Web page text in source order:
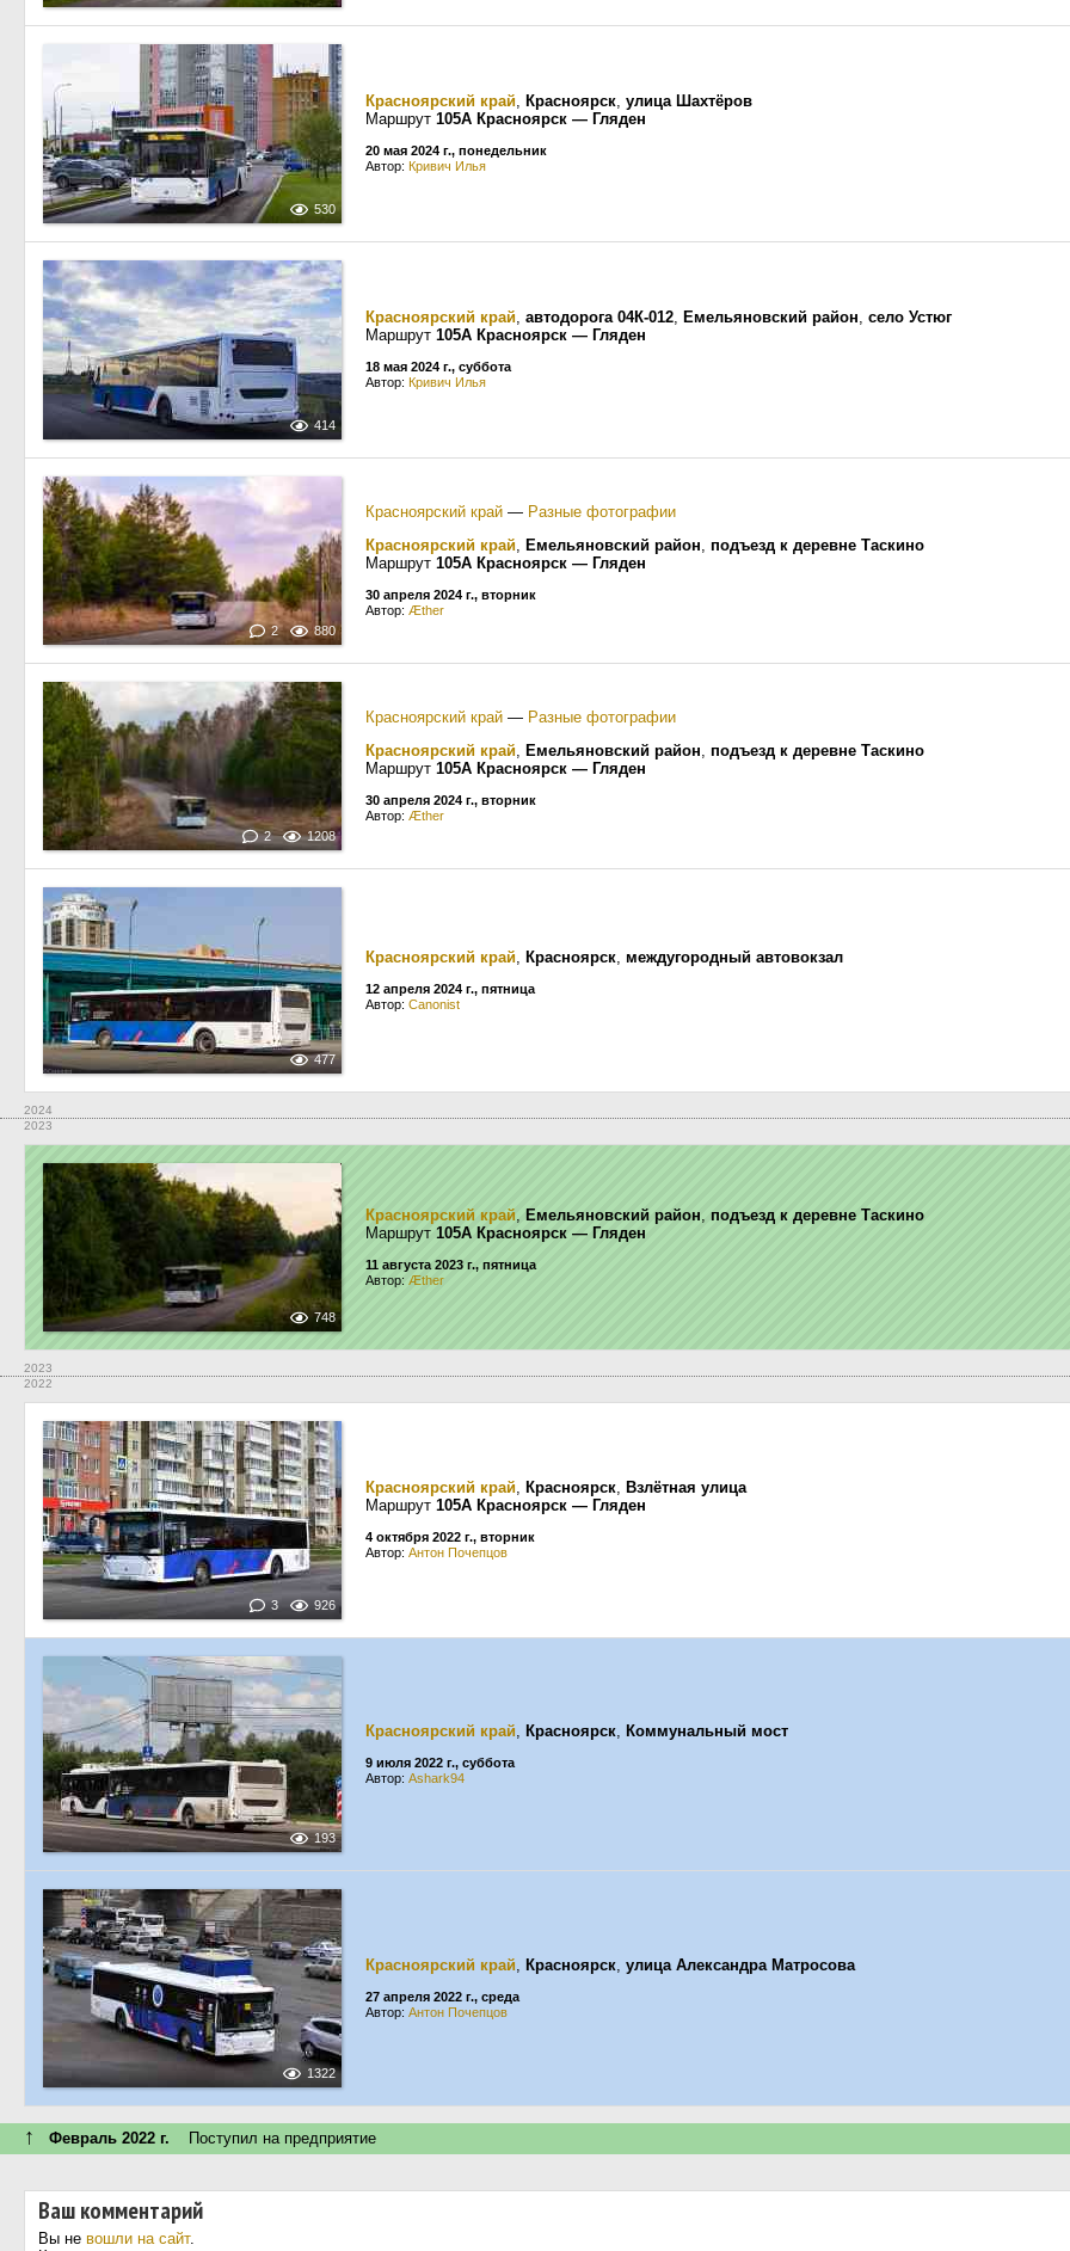
530
Красноярский край, Красноярск, улица Шахтёров
Маршрут 105А Красноярск — Гляден
20 мая 2024 г., понедельник
Автор: Кривич Илья
414
Красноярский край, автодорога 04К-012, Емельяновский район, село Устюг
Маршрут 105А Красноярск — Гляден
18 мая 2024 г., суббота
Автор: Кривич Илья
2 880
Красноярский край — Разные фотографии
Красноярский край, Емельяновский район, подъезд к деревне Таскино
Маршрут 105А Красноярск — Гляден
30 апреля 2024 г., вторник
Автор: Æther
2 1208
Красноярский край — Разные фотографии
Красноярский край, Емельяновский район, подъезд к деревне Таскино
Маршрут 105А Красноярск — Гляден
30 апреля 2024 г., вторник
Автор: Æther
477
Красноярский край, Красноярск, междугородный автовокзал
12 апреля 2024 г., пятница
Автор: Canonist
2024
2023
748
Красноярский край, Емельяновский район, подъезд к деревне Таскино
Маршрут 105А Красноярск — Гляден
11 августа 2023 г., пятница
Автор: Æther
2023
2022
3 926
Красноярский край, Красноярск, Взлётная улица
Маршрут 105А Красноярск — Гляден
4 октября 2022 г., вторник
Автор: Антон Почепцов
193
Красноярский край, Красноярск, Коммунальный мост
9 июля 2022 г., суббота
Автор: Ashark94
1322
Красноярский край, Красноярск, улица Александра Матросова
27 апреля 2022 г., среда
Автор: Антон Почепцов
↑ Февраль 2022 г. Поступил на предприятие
Ваш комментарий
Вы не вошли на сайт.